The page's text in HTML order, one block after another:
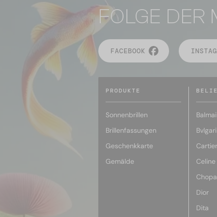
FOLGE DER
FACEBOOK
PRODUKTE
Sonnenbrillen
Brillenfassungen
Geschenkkarte
Gemälde
Bvlgari
Cartier
Celine
Dior
Dita